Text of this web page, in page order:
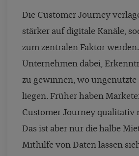
Die Customer Journey
stärker auf digitale Kanäle,
zum zentralen Faktor
Unternehmen dabei,
zu gewinnen, wo ungenutzte
liegen. Früher haben
Customer Journey qualitativ
Das ist aber nur die halbe
Mithilfe von Daten lassen